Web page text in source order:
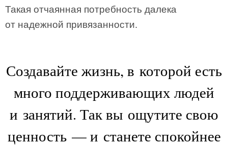
Такая отчаянная потребность далека
от надежной привязанности.
Создавайте жизнь, в которой есть
много поддерживающих людей
и занятий. Так вы ощутите свою
ценность — и станете спокойнее